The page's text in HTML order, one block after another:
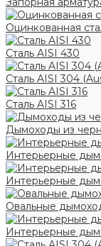
Оцинкованная
Сталь AISI 430
Сталь AISI 304
Сталь AISI 316
Дымоходы из
Интерьерные
Интерьерные
Овальные
Интерьерные